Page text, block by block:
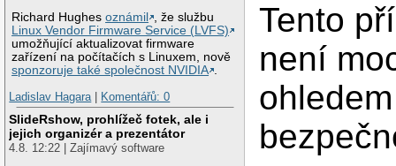
Richard Hughesoznámil
, že službu
Linux Vendor Firmware Service (LVFS)
umožňující aktualizovat firmware
zařízení na počítačích s Linuxem, nově
sponzoruje také společnost NVIDIA .
Ladislav Hagara | Komentářů: 0
SlideRshow, prohlížeč fotek, ale i
jejich organizér a prezentátor
4.8. 12:22 | Zajímavý software
Tento
není